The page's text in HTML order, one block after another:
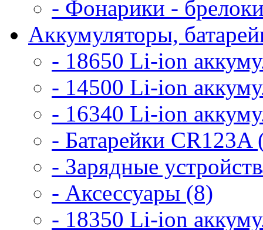
- Фонарики -
Аккумуляторы,
- 18650 Li-ion
- 14500 Li-ion
- 16340 Li-ion
- Батарейки CR123A
- Зарядные
- Аксессуары (8)
- 18350 Li-ion